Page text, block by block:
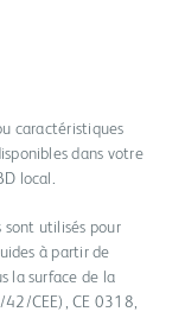
caractéristiques
dans votre
local.
sont utilisés pour
à partir de
la surface de la
CEE), CE 0318,